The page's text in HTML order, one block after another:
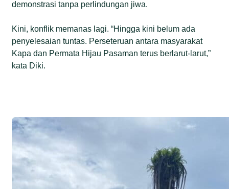
demonstrasi tanpa perlindungan jiwa.
Kini, konflik memanas lagi. “Hingga kini belum ada
penyelesaian tuntas. Perseteruan antara masyarakat
Kapa dan Permata Hijau Pasaman terus berlarut-larut,”
kata Diki.